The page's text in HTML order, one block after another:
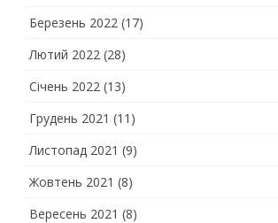
Березень 2022 (17)
Лютий 2022 (28)
Січень 2022 (13)
Грудень 2021 (11)
Листопад 2021 (9)
Жовтень 2021 (8)
Вересень 2021 (8)